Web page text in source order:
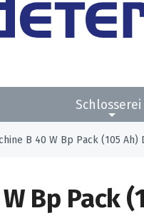
Schlosserei
B 40 W Bp Pack (105 Ah)
Bp Pack